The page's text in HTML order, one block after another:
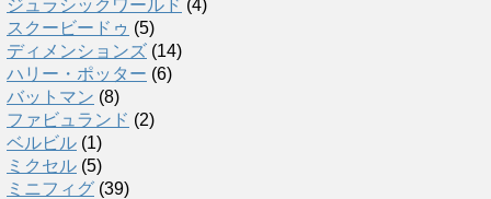
ジュラシックワールド (4)
スクービードゥ (5)
ディメンションズ (14)
ハリー・ポッター (6)
バットマン (8)
ファビュランド (2)
ベルビル (1)
ミクセル (5)
ミニフィグ (39)